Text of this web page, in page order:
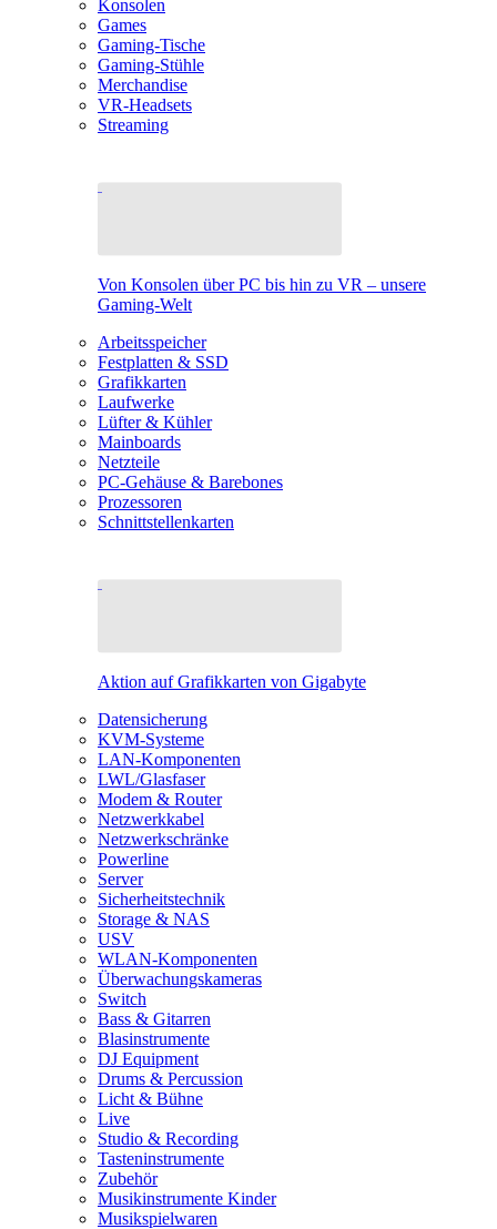
Konsolen
Games
Gaming-Tische
Gaming-Stühle
Merchandise
VR-Headsets
Streaming
Von Konsolen über PC bis hin zu VR – unsere
Gaming-Welt
Arbeitsspeicher
Festplatten & SSD
Grafikkarten
Laufwerke
Lüfter & Kühler
Mainboards
Netzteile
PC-Gehäuse & Barebones
Prozessoren
Schnittstellenkarten
Aktion auf Grafikkarten von Gigabyte
Datensicherung
KVM-Systeme
LAN-Komponenten
LWL/Glasfaser
Modem & Router
Netzwerkkabel
Netzwerkschränke
Powerline
Server
Sicherheitstechnik
Storage & NAS
USV
WLAN-Komponenten
Überwachungskameras
Switch
Bass & Gitarren
Blasinstrumente
DJ Equipment
Drums & Percussion
Licht & Bühne
Live
Studio & Recording
Tasteninstrumente
Zubehör
Musikinstrumente Kinder
Musikspielwaren